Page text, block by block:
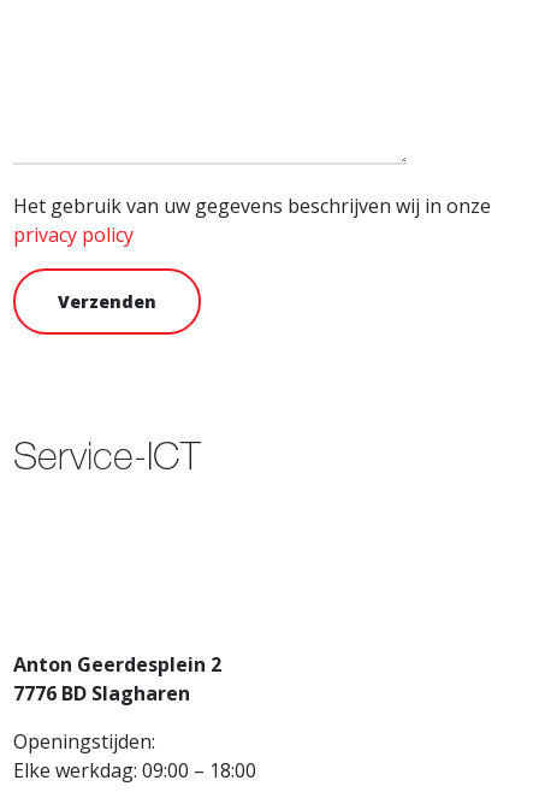
Het gebruik van uw gegevens beschrijven wij in onze
privacy policy
Service-ICT
Anton Geerdesplein 2
7776 BD Slagharen
Openingstijden:
Elke werkdag: 09:00 – 18:00